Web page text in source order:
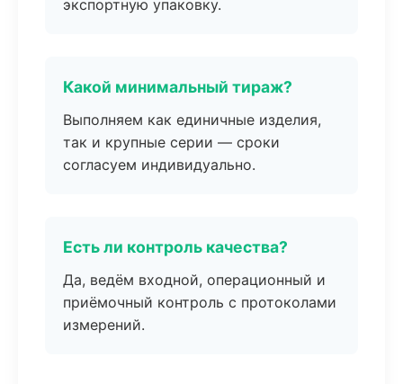
экспортную упаковку.
Какой минимальный тираж?
Выполняем как единичные изделия,
так и крупные серии — сроки
согласуем индивидуально.
Есть ли контроль качества?
Да, ведём входной, операционный и
приёмочный контроль с протоколами
измерений.